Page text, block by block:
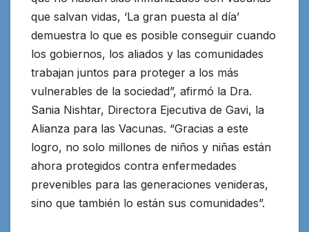
que salvan vidas, ‘La gran puesta al día’
demuestra lo que es posible conseguir cuando
los gobiernos, los aliados y las comunidades
trabajan juntos para proteger a los más
vulnerables de la sociedad”, afirmó la Dra.
Sania Nishtar, Directora Ejecutiva de Gavi, la
Alianza para las Vacunas. “Gracias a este
logro, no solo millones de niños y niñas están
ahora protegidos contra enfermedades
prevenibles para las generaciones venideras,
sino que también lo están sus comunidades”.